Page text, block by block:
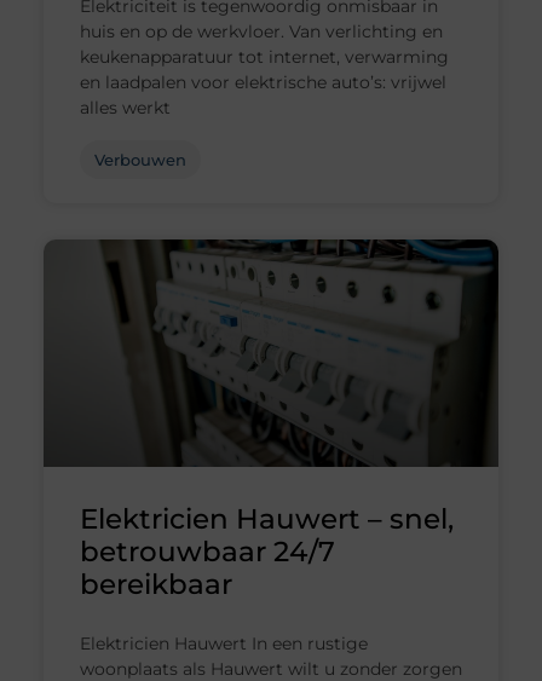
Elektriciteit is tegenwoordig onmisbaar in
huis en op de werkvloer. Van verlichting en
keukenapparatuur tot internet, verwarming
en laadpalen voor elektrische auto’s: vrijwel
alles werkt
Verbouwen
Elektricien Hauwert – snel,
betrouwbaar 24/7
bereikbaar
Elektricien Hauwert In een rustige
woonplaats als Hauwert wilt u zonder zorgen